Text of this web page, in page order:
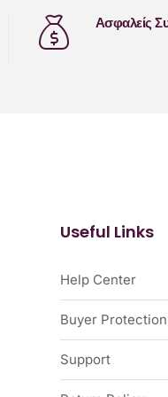
Ασφαλείς
Useful Links
Help Center
Buyer Protection
Support